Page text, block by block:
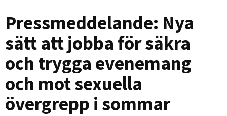
Pressmeddelande: Nya
sätt att jobba för säkra
och trygga evenemang
och mot sexuella
övergrepp i sommar